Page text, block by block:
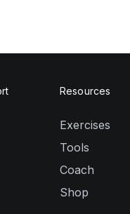
Resources
Exercises
Tools
Coach
Shop